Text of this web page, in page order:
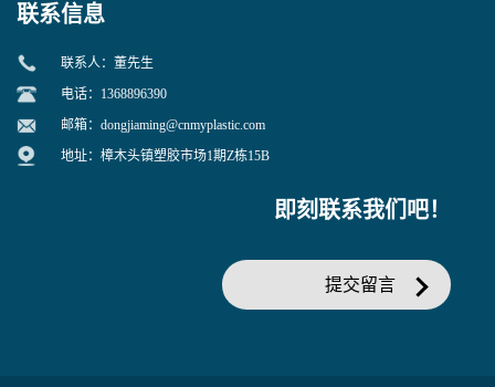
联系信息
联系人：董先生
电话：1368896390
邮箱： dongjiaming@cnmyplastic.com
地址：樟木头镇塑胶市场1期Z栋15B
即刻联系我们吧！
提交留言